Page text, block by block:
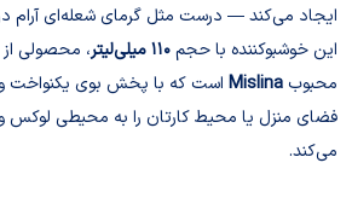
ایجاد می‌کند — درست مثل گرمای شعله‌ای آرام
این خوشبوکننده با حجم۱۱۰ میلی‌لیتر
، محصولی از
محبوب Mislina است که با پخش بوی یکنواخت
فضای منزل یا محیط کارتان را به محیطی
می‌کند.